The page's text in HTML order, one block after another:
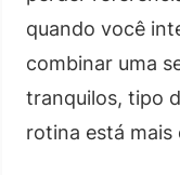
quando você
combinar uma
tranquilos, tipo
rotina está mais